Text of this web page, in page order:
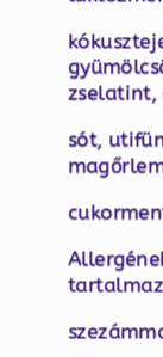
zselatint,
sót,